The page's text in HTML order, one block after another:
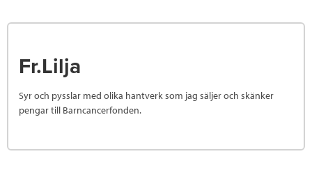
Fr.Lilja
Syr och pysslar med olika hantverk som jag säljer och skänker
pengar till Barncancerfonden.